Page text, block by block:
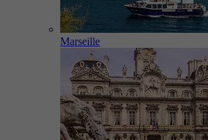
Marseille